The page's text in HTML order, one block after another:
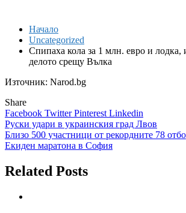
Начало
Uncategorized
Спипаха кола за 1 млн. евро и лодка,
делото срещу Вълка
Източник: Narod.bg
Share
Facebook TwitterPinterest Linkedin
Навигация
Руски удари в украинския град Лвов
Близо 500 участници от рекордните 78
Екиден маратона в София
Related Posts